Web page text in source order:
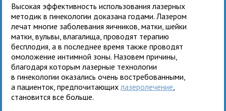
Высокая эффективность использования лазерных
методик в гинекологии доказана годами. Лазером
лечат многие заболевания яичников, матки, шейки
матки, вульвы, влагалища, проводят терапию
бесплодия, а в последнее время также проводят
омоложение интимной зоны. Назовем причины,
благодаря которым лазерные технологии
в гинекологии оказались очень востребованными,
а пациенток, предпочитающихлазеролечение
становится все больше.